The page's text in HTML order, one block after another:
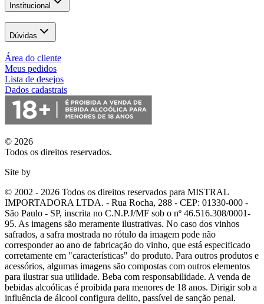
Institucional
Dúvidas
Área do cliente
Meus pedidos
Lista de desejos
Dados cadastrais
© 2026
Todos os direitos reservados.
Site by
© 2002 - 2026 Todos os direitos reservados para MISTRAL
IMPORTADORA LTDA. - Rua Rocha, 288 - CEP: 01330-000 -
São Paulo - SP, inscrita no C.N.P.J/MF sob o nº 46.516.308/0001-
95. As imagens são meramente ilustrativas. No caso dos vinhos
safrados, a safra mostrada no rótulo da imagem pode não
corresponder ao ano de fabricação do vinho, que está especificado
corretamente em "características" do produto. Para outros produtos e
acessórios, algumas imagens são compostas com outros elementos
para ilustrar sua utilidade. Beba com responsabilidade. A venda de
bebidas alcoólicas é proibida para menores de 18 anos. Dirigir sob a
influência de álcool configura delito, passível de sanção penal.